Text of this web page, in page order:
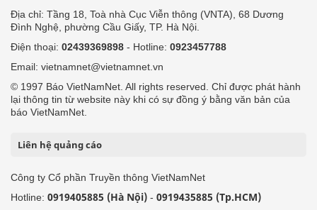
Địa chỉ: Tầng 18, Toà nhà Cục Viễn thông (VNTA), 68 Dương
Đình Nghệ, phường Cầu Giấy, TP. Hà Nội.
Điện thoại: 02439369898 - Hotline: 0923457788
Email: vietnamnet@vietnamnet.vn
© 1997 Báo VietNamNet. All rights reserved. Chỉ được phát hành
lại thông tin từ website này khi có sự đồng ý bằng văn bản của
báo VietNamNet.
Liên hệ quảng cáo
Công ty Cổ phần Truyền thông VietNamNet
Hotline: 0919405885 (Hà Nội) - 0919435885 (Tp.HCM)